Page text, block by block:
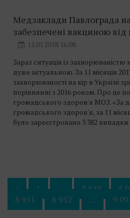
Медзаклади Павлограда
забезпечені вакциною від
11.01.2018 16:08
Зараз ситуація із захворюваністю
дуже актуальною. За 11 місяців
захворюваності на кір в Україні
порівнянні з 2016 роком. Про це
громадського здоров'я МОЗ. «За
громадського здоров'я, за 11
було зареєстровано 3 382
Пагінація
записів
« 1 8 948 8
8 951
8 952 … 9